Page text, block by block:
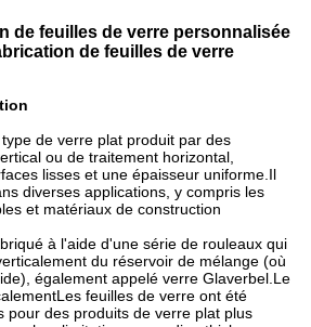
de feuilles de verre personnalisée
de feuilles de verre
de verre plat produit par des
ou de traitement horizontal,
lisses et une épaisseur uniforme.Il
diverses applications, y compris les
et matériaux de construction
à l'aide d'une série de rouleaux qui
du réservoir de mélange (où
également appelé verre Glaverbel.Le
feuilles de verre ont été
pour des produits de verre plat plus